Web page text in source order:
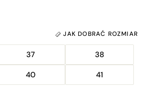
JAK DOBRAĆ ROZMIAR
37
38
40 41